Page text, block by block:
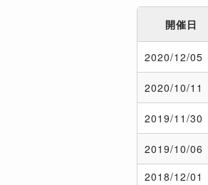
開催日
2020/12/05
2020/10/11
2019/11/30
2019/10/06
2018/12/01